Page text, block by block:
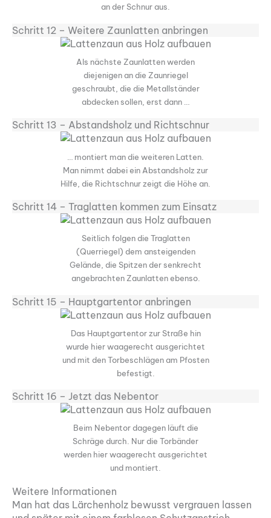
an der Schnur aus.
Schritt 12 – Weitere Zaunlatten anbringen
Als nächste Zaunlatten werden
diejenigen an die Zaunriegel
geschraubt, die die Metallständer
abdecken sollen, erst dann …
Schritt 13 – Abstandsholz und Richtschnur
… montiert man die weiteren Latten.
Man nimmt dabei ein Abstandsholz zur
Hilfe, die Richtschnur zeigt die Höhe an.
Schritt 14 – Traglatten kommen zum Einsatz
Seitlich folgen die Traglatten
(Querriegel) dem ansteigenden
Gelände, die Spitzen der senkrecht
angebrachten Zaunlatten ebenso.
Schritt 15 – Hauptgartentor anbringen
Das Hauptgartentor zur Straße hin
wurde hier waagerecht ausgerichtet
und mit den Torbeschlägen am Pfosten
befestigt.
Schritt 16 – Jetzt das Nebentor
Beim Nebentor dagegen läuft die
Schräge durch. Nur die Torbänder
werden hier waagerecht ausgerichtet
und montiert.
Weitere Informationen
Man hat das Lärchenholz bewusst vergrauen lassen